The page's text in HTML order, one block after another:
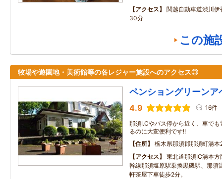
アクセス
関越自動車道渋川伊
30分
この施
牧場や遊園地・美術館等の各レジャー施設へのアクセス◎
ペンショングリーンア
4.9 16件
那須I.Cやバス停から近く、車で
るのに大変便利です!!
住所
栃木県那須郡那須町湯
アクセス
東北道那須IC湯本
幹線那須塩原駅乗換黒磯駅、那須
軒茶屋下車徒歩2分。